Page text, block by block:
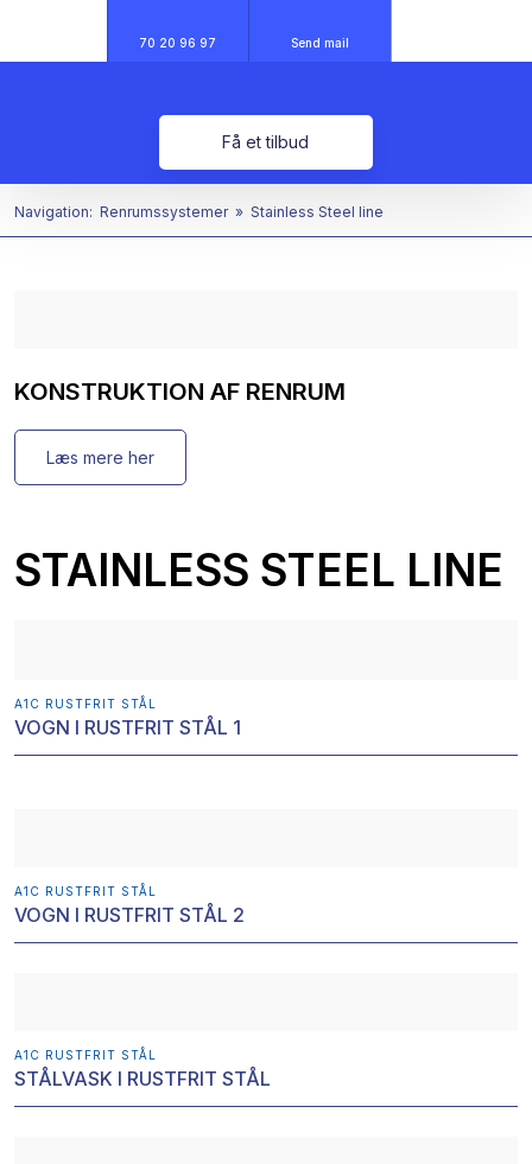
Få et tilbud
70 20 96 97 Send mail
Navigation:Renrumssystemer »Stainless Steel line
KONSTRUKTION AF RENRUM​
Læs mere her
STAINLESS STEEL LINE
A1C RUSTFRIT STÅL​
VOGN I RUSTFRIT STÅL 1​
A1C RUSTFRIT STÅL​
VOGN I RUSTFRIT STÅL 2
A1C RUSTFRIT STÅL​
STÅLVASK I RUSTFRIT STÅL